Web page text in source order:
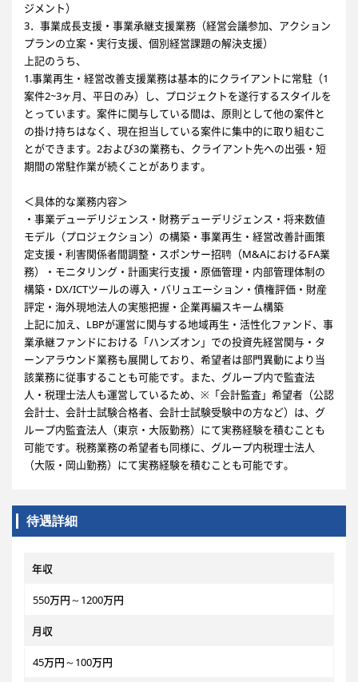
ジメント）
3．事業成長支援・事業承継支援業務（経営会議参加、アクション
プランの立案・実行支援、個別経営課題の解決支援）
上記のうち、
1.事業再生・経営改善支援業務は基本的にクライアントに常駐（1
案件2~3ヶ月、平日のみ）し、プロジェクトを遂行するスタイルを
とっています。案件に関与している間は、原則として他の案件と
の掛け持ちはなく、現在担当している案件に集中的に取り組むこ
とができます。2および3の業務も、クライアント先への出張・短
期間の常駐作業が続くことがあります。
＜具体的な業務内容＞
・事業デューデリジェンス・財務デューデリジェンス・将来数値
モデル（プロジェクション）の構築・事業再生・経営改善計画策
定支援・利害関係者間調整・スポンサー招聘（M&AにおけるFA業
務）・モニタリング・計画実行支援・原価管理・内部管理体制の
構築・DX/ICTツールの導入・バリュエーション・債権評価・財産
評定・海外現地法人の実態把握・企業再編スキーム構築
上記に加え、LBPが運営に関与する地域再生・活性化ファンド、事
業承継ファンドにおける「ハンズオン」での投資先経営関与・タ
ーンアラウンド業務も展開しており、希望者は部門異動により当
該業務に従事することも可能です。また、グループ内で監査法
人・税理士法人も運営しているため、※「会計監査」希望者（公認
会計士、会計士試験合格者、会計士試験受験中の方など）は、グ
ループ内監査法人（東京・大阪勤務）にて実務経験を積むことも
可能です。税務業務の希望者も同様に、グループ内税理士法人
（大阪・岡山勤務）にて実務経験を積むことも可能です。
待遇詳細
年収
550万円～1200万円
月収
45万円～100万円